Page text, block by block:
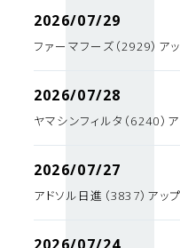
2026/07/29
ファーマフーズ（2929）ア
2026/07/28
ヤマシンフィルタ（6240）
2026/07/27
アドソル日進（3837）アッ